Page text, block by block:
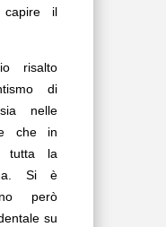
capire il
risalto
di
nelle
che in
tutta la
Si è
però
su